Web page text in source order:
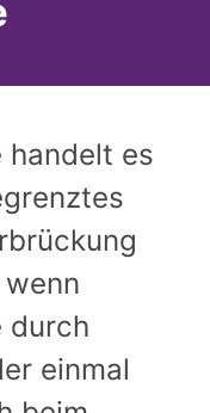
handelt es
durch
einmal